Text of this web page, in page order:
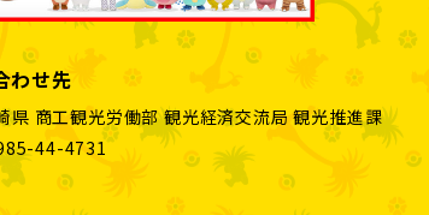
わせ先
県 商工観光労働部 観光経済交流局 観光推進課
44-4731